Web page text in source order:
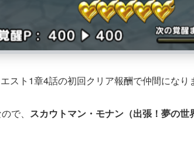
スト1章4話の初回クリア報酬で仲間になり
で、 スカウトマン・モナン（出張！夢の世